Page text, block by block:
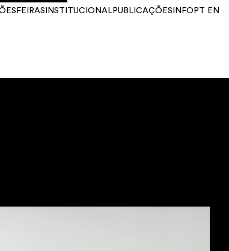
FEIRAS INSTITUCIONAL PUBLICAÇÕES INFO PT EN